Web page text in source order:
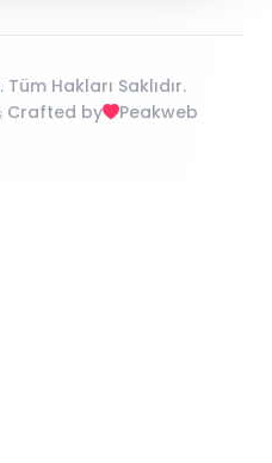
. Tüm Hakları Saklıdır.
Crafted by
Peakweb